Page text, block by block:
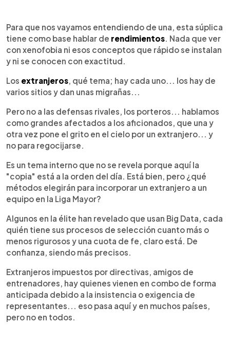
Escuchar artículo
Para que nos vayamos entendiendo de una, esta súplica
tiene como base hablar de rendimientos . Nada que ver
con xenofobia ni esos conceptos que rápido se instalan
y ni se conocen con exactitud.
Los extranjeros , qué tema; hay cada uno... los hay de
varios sitios y dan unas migrañas...
Pero no a las defensas rivales, los porteros... hablamos
como grandes afectados a los aficionados, que una y
otra vez pone el grito en el cielo por un extranjero... y
no para regocijarse.
Es un tema interno que no se revela porque aquí la
"copia" está a la orden del día. Está bien, pero ¿qué
métodos elegirán para incorporar un extranjero a un
equipo en la Liga Mayor?
Algunos en la élite han revelado que usan Big Data, cada
quién tiene sus procesos de selección cuanto más o
menos rigurosos y una cuota de fe, claro está. De
confianza, siendo más precisos.
Extranjeros impuestos por directivas, amigos de
entrenadores, hay quienes vienen en combo de forma
anticipada debido a la insistencia o exigencia de
representantes... eso pasa aquí y en muchos países,
pero no en todos.